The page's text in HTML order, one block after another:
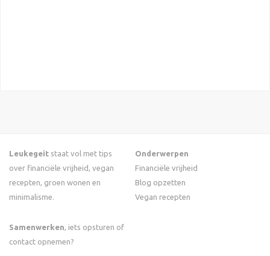
Leukegeit staat vol met tips
over financiële vrijheid, vegan
recepten, groen wonen en
minimalisme.
Samenwerken, iets opsturen of
contact opnemen?
Onderwerpen
Financiële vrijheid
Blog opzetten
Vegan recepten